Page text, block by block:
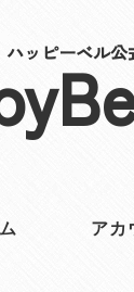
ハッピーベル
アカ